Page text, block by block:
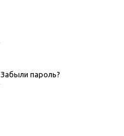
Забыли пароль?